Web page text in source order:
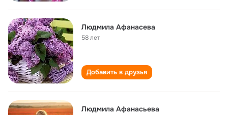
Людмила Афанасева
58 лет
Добавить в друзья
Людмила Афанасьева